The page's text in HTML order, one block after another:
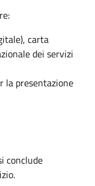
carta
dei servizi
la presentazione
conclude